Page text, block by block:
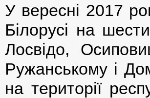
У вересні 2017
Білорусі на
Лосвідо,
Ружанському і
на території